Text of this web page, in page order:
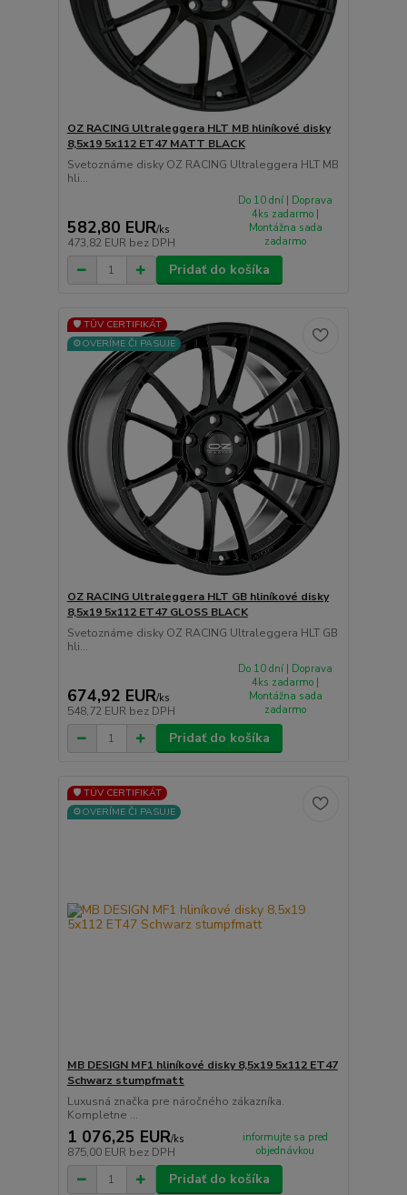
OZ RACING Ultraleggera HLT MB hliníkové disky
8,5x19 5x112 ET47 MATT BLACK
Svetoznáme disky OZ RACING Ultraleggera HLT MB
hli...
582,80 EUR/ks
473,82 EUR bez DPH
Do 10 dní | Doprava
4ks zadarmo |
Montážna sada
zadarmo
Pridať do košíka
🛡️ TÜV CERTIFIKÁT
⚙️OVERÍME ČI PASUJE
OZ RACING Ultraleggera HLT GB hliníkové disky
8,5x19 5x112 ET47 GLOSS BLACK
Svetoznáme disky OZ RACING Ultraleggera HLT GB
hli...
674,92 EUR/ks
548,72 EUR bez DPH
Do 10 dní | Doprava
4ks zadarmo |
Montážna sada
zadarmo
Pridať do košíka
🛡️ TÜV CERTIFIKÁT
⚙️OVERÍME ČI PASUJE
MB DESIGN MF1 hliníkové disky 8,5x19 5x112 ET47
Schwarz stumpfmatt
Luxusná značka pre náročného zákazníka.
Kompletne ...
1 076,25 EUR/ks
875,00 EUR bez DPH
informujte sa pred
objednávkou
Pridať do košíka